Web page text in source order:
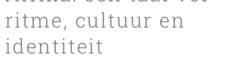
ritme, cultuur en
identiteit